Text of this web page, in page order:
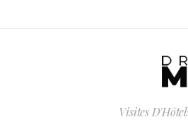
Visites